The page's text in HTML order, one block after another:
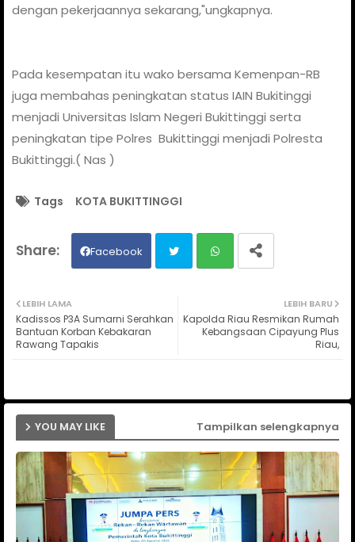
dengan pekerjaannya sekarang,"ungkapnya.
Pada kesempatan itu wako bersama Kemenpan-RB
juga membahas peningkatan status IAIN Bukitinggi
menjadi Universitas Islam Negeri Bukittinggi serta
peningkatan tipe Polres Bukittinggi menjadi Polresta
Bukittinggi.( Nas )
Tags KOTA BUKITTINGGI
Facebook
ter ats
LEBIH BARU
Kapolda Riau Resmikan Rumah
Kebangsaan Cipayung Plus
Riau,
LEBIH LAMA
Kadissos P3A Sumarni Serahkan
Bantuan Korban Kebakaran
Rawang Tapakis
YOU MAY LIKE Tampilkan selengkapnya